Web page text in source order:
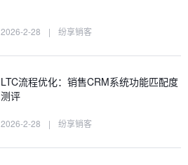
2026-2-28 | 纷享销客
LTC流程优化：销售CRM系统功能匹配度
测评
2026-2-28 | 纷享销客